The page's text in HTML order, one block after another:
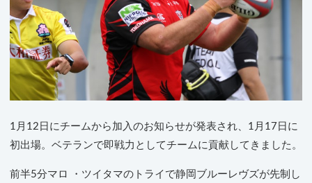
1月12日にチームから加入のお知らせが発表され、1月17日に
初出場。ベテランで即戦力としてチームに貢献してきました。
前半5分マロ ・ツイタマのトライで静岡ブルーレヴズが先制し